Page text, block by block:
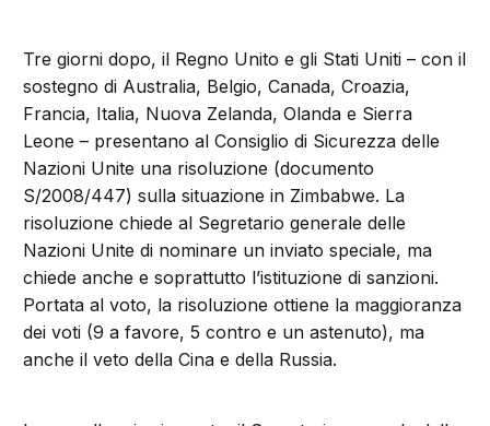
Tre giorni dopo, il Regno Unito e gli Stati Uniti – con il
sostegno di Australia, Belgio, Canada, Croazia,
Francia, Italia, Nuova Zelanda, Olanda e Sierra
Leone – presentano al Consiglio di Sicurezza delle
Nazioni Unite una risoluzione (documento
S/2008/447) sulla situazione in Zimbabwe. La
risoluzione chiede al Segretario generale delle
Nazioni Unite di nominare un inviato speciale, ma
chiede anche e soprattutto l’istituzione di sanzioni.
Portata al voto, la risoluzione ottiene la maggioranza
dei voti (9 a favore, 5 contro e un astenuto), ma
anche il veto della Cina e della Russia.